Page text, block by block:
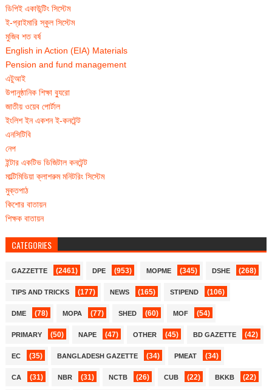
ডিপিই একাউন্টিং সিস্টেম
ই-প্রাইমারি স্কুল সিস্টেম
মুজিব শত বর্ষ
English in Action (EIA) Materials
Pension and fund management
এটুআই
উপানুষ্ঠানিক শিক্ষা ব্যুরো
জাতীয় ওয়েব পোর্টাল
ইংলিশ ইন একশন ই-কনটেন্ট
এনসিটিবি
নেপ
ইন্টার একটিভ ডিজিটাল কনটেন্ট
মাল্টিমিডিয়া ক্লাশরুম মনিটরিং সিস্টেম
মুক্তপাঠ
কিশোর বাতায়ন
শিক্ষক বাতায়ন
CATEGORIES
GAZZETTE (2461) DPE (953) MOPME (345) DSHE (268)
TIPS AND TRICKS (177) NEWS (165) STIPEND (106)
DME (78) MOPA (77) SHED (60) MOF (54)
PRIMARY (50) NAPE (47) OTHER (45) BD GAZETTE (42)
EC (35) BANGLADESH GAZETTE (34) PMEAT (34)
CA (31) NBR (31) NCTB (26) CUB (22) BKKB (22)